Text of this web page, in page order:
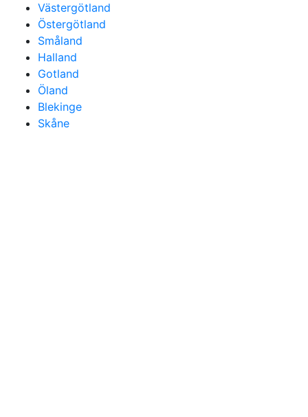
Västergötland
Östergötland
Småland
Halland
Gotland
Öland
Blekinge
Skåne